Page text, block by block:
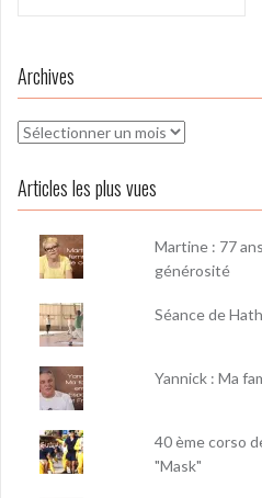
Archives
Archives
Articles les plus vues
Martine : 77
générosité
Séance de
Yannick : Ma
40 ème corso
"Mask"